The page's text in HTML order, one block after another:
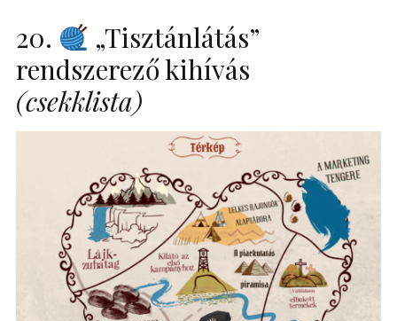
20.
„Tisztánlátás”
rendszerező kihívás
(csekklista)